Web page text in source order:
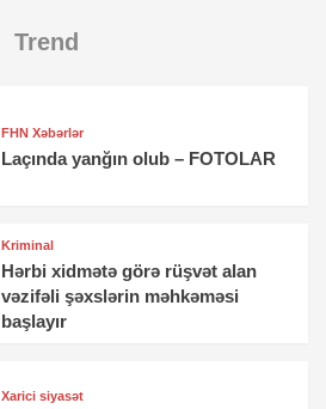
Trend
FHN Xəbərlər
Laçında yanğın olub – FOTOLAR
Kriminal
Hərbi xidmətə görə rüşvət alan
vəzifəli şəxslərin məhkəməsi
başlayır
Xarici siyasət